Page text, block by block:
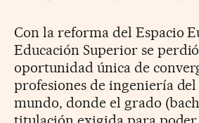
Con la reforma del Espacio
Educación Superior se
oportunidad única de
profesiones de ingeniería
mundo, donde el grado